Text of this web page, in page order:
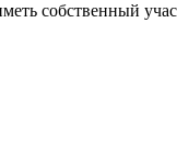
собственный